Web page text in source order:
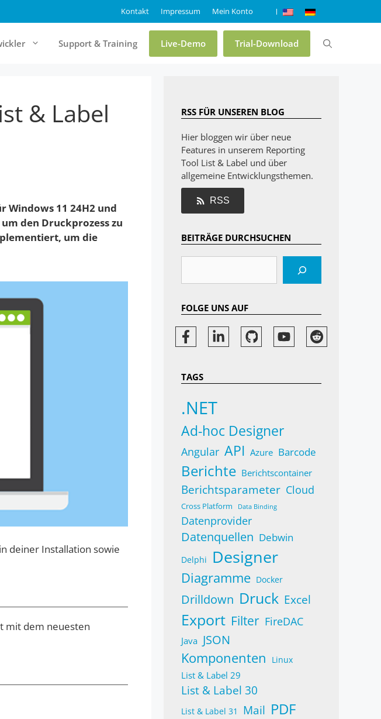
Kontakt Impressum Mein Konto
Community & Ressourcen
Newsletter
Preise & Editionen
Online-Demo Report Server
Trial List & Label
Trial Report Server
FAQ
Support & Training Live-Demo Trial-Download
& Label
Windows 11 24H2 und
den Druckprozess zu
um die
deiner Installation sowie
mit dem neuesten
RSS FÜR UNSEREN BLOG
Hier bloggen wir über neue
Features in unserem Reporting
Tool List & Label und über
allgemeine Entwicklungsthemen.
RSS
BEITRÄGE DURCHSUCHEN
FOLGE UNS AUF
TAGS
.NET
Ad-hoc Designer
Angular API Azure Barcode
Berichte Berichtscontainer
Berichtsparameter Cloud
Cross Platform Data Binding
Datenprovider
Datenquellen Debwin
Delphi Designer
Diagramme Docker
Drilldown Druck Excel
Export Filter FireDAC
Java JSON
Komponenten Linux
List & Label 29
List & Label 30
List & Label 31 Mail PDF